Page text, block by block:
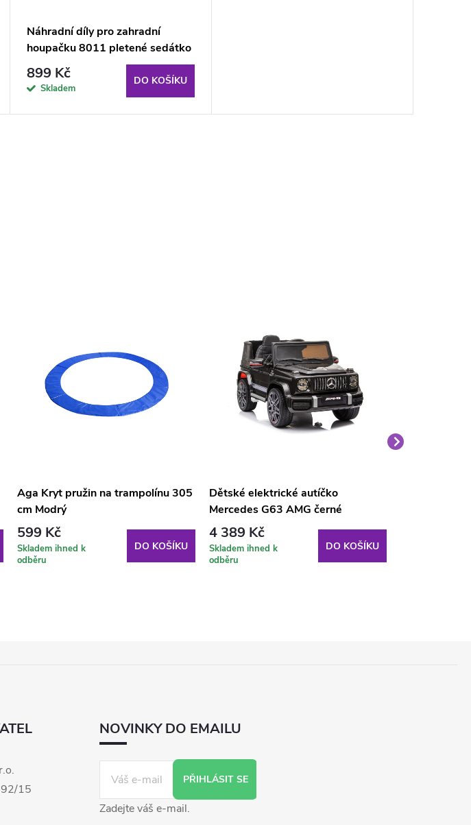
Náhradní díly pro zahradní
houpačku 8011 pletené sedátko
zelené
899 Kč
Skladem
DO KOŠÍKU
Aga Kryt pružin na trampolínu 305
cm Modrý
599 Kč
Skladem ihned k
odběru
DO KOŠÍKU
Dětské elektrické autíčko
Mercedes G63 AMG černé
4 389 Kč
Skladem ihned k
odběru
DO KOŠÍKU
15
NOVINKY DO EMAILU
PŘIHLÁSIT SE
Zadejte váš e-mail.